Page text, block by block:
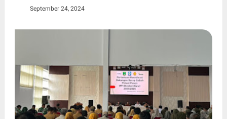
September 24, 2024